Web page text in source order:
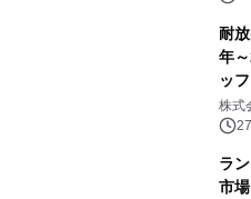
耐
年
ッ
他
株式
ラ
市